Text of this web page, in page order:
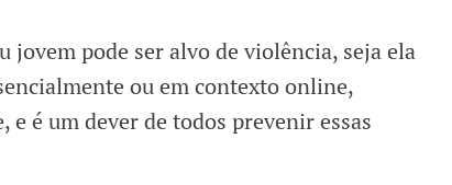
pode ser alvo de violência, seja ela
ou em contexto online,
e é um dever de todos prevenir essas